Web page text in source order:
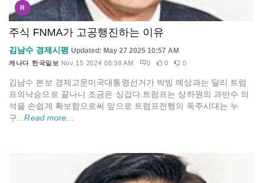
R
주식 FNMA가 고공행진하는 이유
김남수 경제시평 Updated: May 27 2025 10:57 AM
캐나다 한국일보 Nov 15 2024 08:38 AM 0 0 0
김남수 본보 경제고문미국대통령선거가 박빙 예상과는 달리 트럼
프의낙승으로 끝나니 조금은 싱겁다.트럼프는 상하원의 과반수 의
석을 손쉽게 확보함으로써 앞으로 트럼프전행의 독주시대는 누
구...Read more...